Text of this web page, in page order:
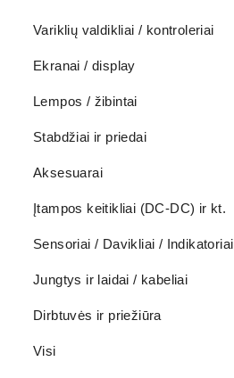
Variklių valdikliai / kontroleriai
Ekranai / display
Lempos / žibintai
Stabdžiai ir priedai
Aksesuarai
Įtampos keitikliai (DC-DC) ir kt.
Sensoriai / Davikliai / Indikatoriai
Jungtys ir laidai / kabeliai
Dirbtuvės ir priežiūra
Visi